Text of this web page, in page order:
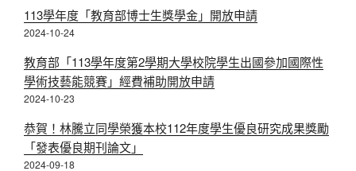
113學年度「教育部博士生獎學金」開放申請
2024-10-24
教育部「113學年度第2學期大學校院學生出國參加國際性
學術技藝能競賽」經費補助開放申請
2024-10-23
恭賀！林騰立同學榮獲本校112年度學生優良研究成果獎勵
「發表優良期刊論文」
2024-09-18